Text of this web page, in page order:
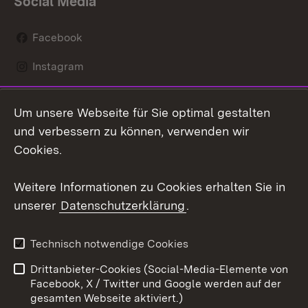
Facebook
Instagram
Mastodon
Youtube
Kontakt
Datenschutz
Barrierefreiheit
Impressum Cookies
Um unsere Webseite für Sie optimal gestalten
und verbessern zu können, verwenden wir
Cookies.
Weitere Informationen zu Cookies erhalten Sie in
unserer Datenschutzerklärung.
Technisch notwendige Cookies
Drittanbieter-Cookies (Social-Media-Elemente von
Facebook, X / Twitter und Google werden auf der
gesamten Webseite aktiviert.)